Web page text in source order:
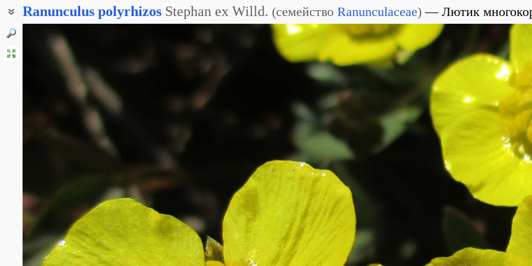
Ranunculus polyrhizos Stephan ex Willd. (семейство Ranunculaceae) Лютик